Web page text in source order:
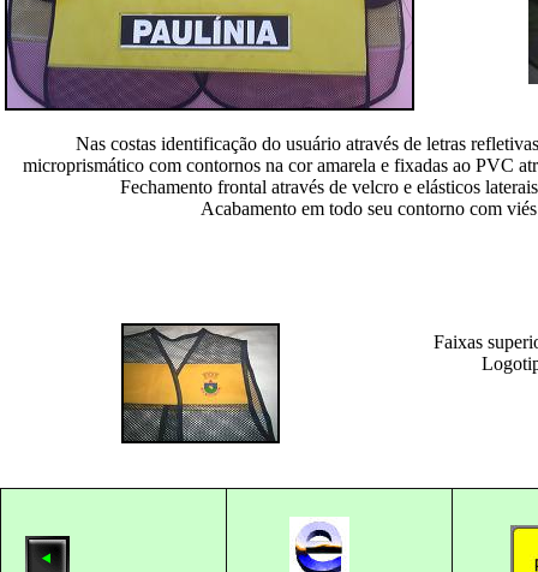
Nas costas identificação do usuário através de letras
microprismático com contornos na cor amarela e fixadas ao PVC
Fechamento frontal através de velcro e elásticos
Acabamento em todo seu contorno com
Faixas